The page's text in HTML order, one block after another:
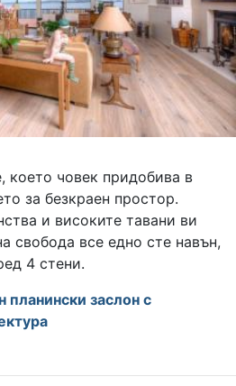
което човек придобива в
за безкраен простор.
и високите тавани ви
свобода все едно сте навън,
4 стени.
планински заслон с